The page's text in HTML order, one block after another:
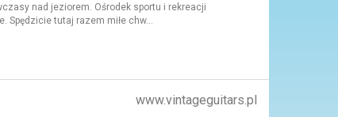
nad jeziorem. Ośrodek sportu i rekreacji
tutaj razem miłe chw...
www.vintageguitars.pl